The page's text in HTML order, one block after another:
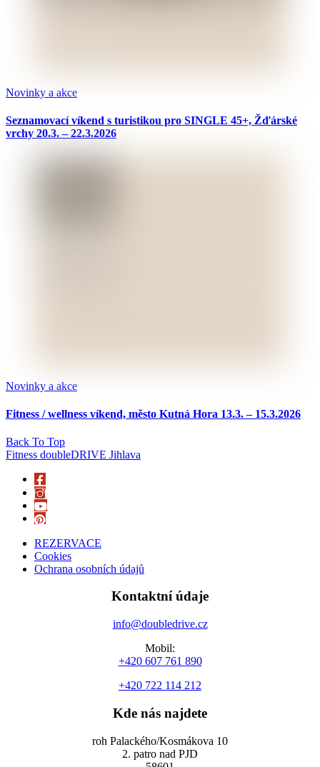
Novinky a akce
Seznamovací víkend s turistikou pro SINGLE 45+, Žďárské
vrchy 20.3. – 22.3.2026
Novinky a akce
Fitness / wellness víkend, město Kutná Hora 13.3. – 15.3.2026
Back To Top
Fitness doubleDRIVE Jihlava
REZERVACE
Cookies
Ochrana osobních údajů
Kontaktní údaje
info@doubledrive.cz
Mobil:
+420 607 761 890
+420 722 114 212
Kde nás najdete
roh Palackého/Kosmákova 10
2. patro nad PJD